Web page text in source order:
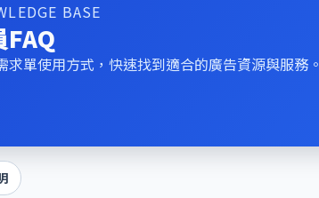
BASE
FAQ
單使用方式，快速找到適合的廣告資源與服務。